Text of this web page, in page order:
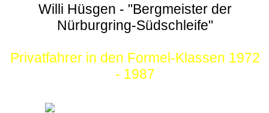
Willi Hüsgen - "Bergmeister der
Nürburgring-Südschleife"
Privatfahrer in den Formel-Klassen 1972
- 1987